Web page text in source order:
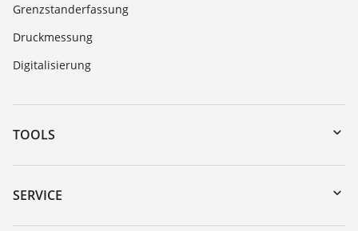
Grenzstanderfassung
Druckmessung
Digitalisierung
TOOLS
Download-Center
Gerätesuche (Seriennummer)
SERVICE
Geräterücksendung